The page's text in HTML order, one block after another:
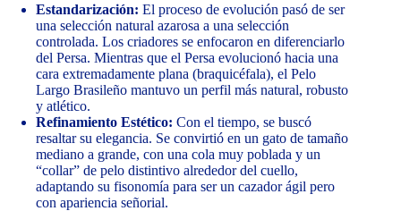
Estandarización: El proceso de evolución pasó de ser
una selección natural azarosa a una selección
controlada. Los criadores se enfocaron en diferenciarlo
del Persa. Mientras que el Persa evolucionó hacia una
cara extremadamente plana (braquicéfala), el Pelo
Largo Brasileño mantuvo un perfil más natural, robusto
y atlético.
Refinamiento Estético: Con el tiempo, se buscó
resaltar su elegancia. Se convirtió en un gato de tamaño
mediano a grande, con una cola muy poblada y un
“collar” de pelo distintivo alrededor del cuello,
adaptando su fisonomía para ser un cazador ágil pero
con apariencia señorial.